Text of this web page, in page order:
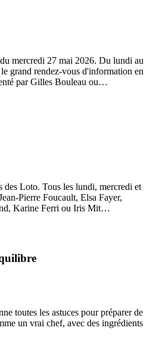
mercredi 27 mai 2026. Du lundi au
grand rendez-vous d'information en
par Gilles Bouleau ou…
des Loto. Tous les lundi, mercredi et
Pierre Foucault, Elsa Fayer,
Karine Ferri ou Iris Mit…
toutes les astuces pour préparer de
un vrai chef, avec des ingrédients